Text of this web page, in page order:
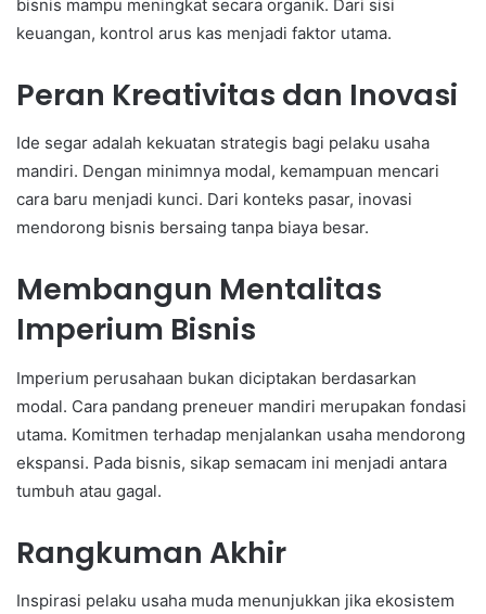
bisnis mampu meningkat secara organik. Dari sisi
keuangan, kontrol arus kas menjadi faktor utama.
Peran Kreativitas dan Inovasi
Ide segar adalah kekuatan strategis bagi pelaku usaha
mandiri. Dengan minimnya modal, kemampuan mencari
cara baru menjadi kunci. Dari konteks pasar, inovasi
mendorong bisnis bersaing tanpa biaya besar.
Membangun Mentalitas
Imperium Bisnis
Imperium perusahaan bukan diciptakan berdasarkan
modal. Cara pandang preneuer mandiri merupakan fondasi
utama. Komitmen terhadap menjalankan usaha mendorong
ekspansi. Pada bisnis, sikap semacam ini menjadi antara
tumbuh atau gagal.
Rangkuman Akhir
Inspirasi pelaku usaha muda menunjukkan jika ekosistem